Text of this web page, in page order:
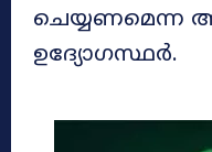
ചെയ്യണമെന്ന
ഉദ്യോഗസ്ഥർ.